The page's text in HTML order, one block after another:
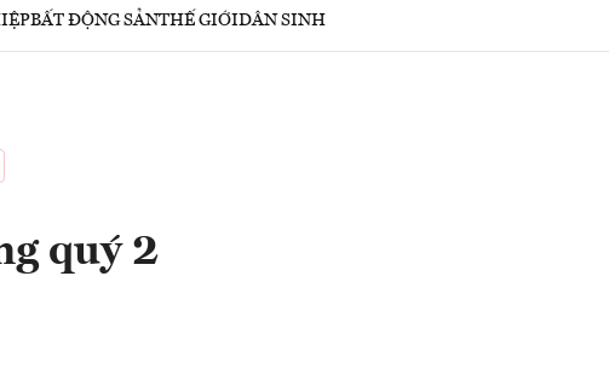
BẤT ĐỘNG SẢNTHẾ GIỚIDÂN SINH
quý 2